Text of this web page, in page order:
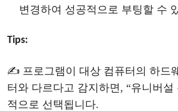
변경하여 성공적으로 부팅할 수
Tips:
✍ 프로그램이 대상 컴퓨터의 하드
터와 다르다고 감지하면 , “유니버설
적으로 선택됩니다.